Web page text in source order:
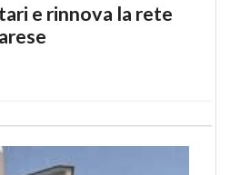
e rinnova la rete